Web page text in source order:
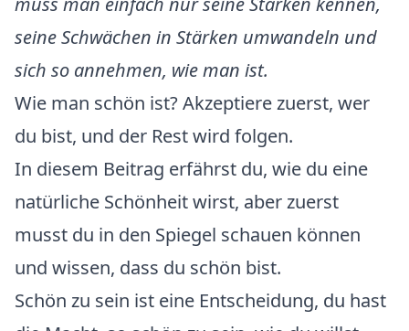
seine Schwächen in Stärken umwandeln und
sich so annehmen, wie man ist.
Wie man schön ist? Akzeptiere zuerst, wer
du bist, und der Rest wird folgen.
In diesem Beitrag erfährst du, wie du eine
natürliche Schönheit wirst, aber zuerst
musst du in den Spiegel schauen können
und wissen, dass du schön bist.
Schön zu sein ist eine Entscheidung, du hast